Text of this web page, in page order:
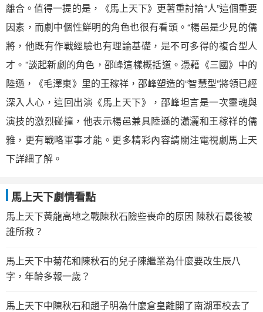
離合。值得一提的是，《馬上天下》更著重討論“人”這個重要
因素，而劇中個性鮮明的角色也很有看頭。“楊邑是少見的儒
將，他既有作戰經驗也有理論基礎，是不可多得的複合型人
才。”談起新劇的角色，邵峰這樣概括道。憑藉《三國》中的
陸遜，《毛澤東》里的王稼祥，邵峰塑造的“智慧型”將領已經
深入人心，這回出演《馬上天下》，邵峰坦言是一次靈魂與
演技的激烈碰撞，他表示楊邑兼具陸遜的瀟灑和王稼祥的儒
雅，更有戰略軍事才能。更多精彩內容請關注電視劇馬上天
下詳細了解。
馬上天下劇情看點
馬上天下黃龍高地之戰陳秋石險些喪命的原因 陳秋石最後被
誰所救？
馬上天下中菊花和陳秋石的兒子陳繼業為什麼要改生辰八
字，年齡多報一歲？
馬上天下中陳秋石和趙子明為什麼倉皇離開了南湖軍校去了